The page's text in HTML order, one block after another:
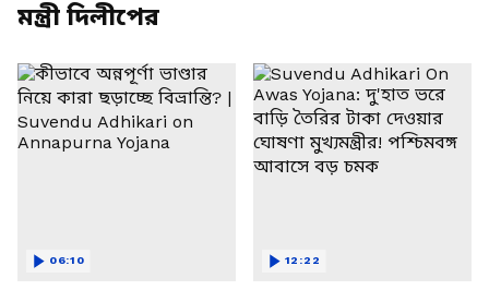
মন্ত্রী দিলীপের
06:10 12:22